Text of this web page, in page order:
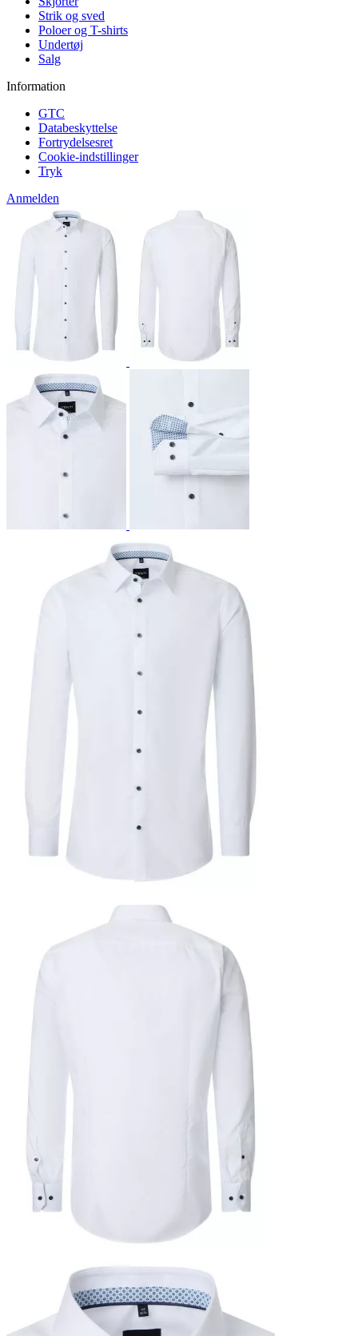
Strik og sved
Poloer og T-shirts
Undertøj
Salg
Information
GTC
Databeskyttelse
Fortrydelsesret
Cookie-indstillinger
Tryk
Anmelden